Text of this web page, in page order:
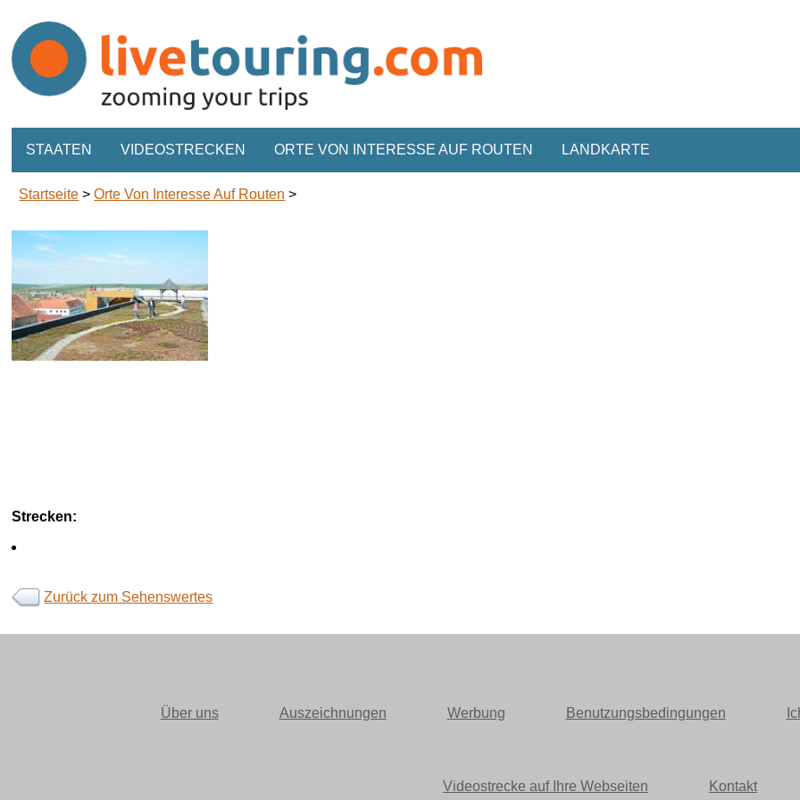
STAATEN VIDEOSTRECKEN ORTE VON INTERESSE AUF ROUTEN LANDKARTE
Startseite >Orte Von Interesse Auf Routen >
Strecken:
Zurück zum Sehenswertes
Über uns Auszeichnungen Werbung Benutzungsbedingungen
Videostrecke auf Ihre Webseiten Kontakt